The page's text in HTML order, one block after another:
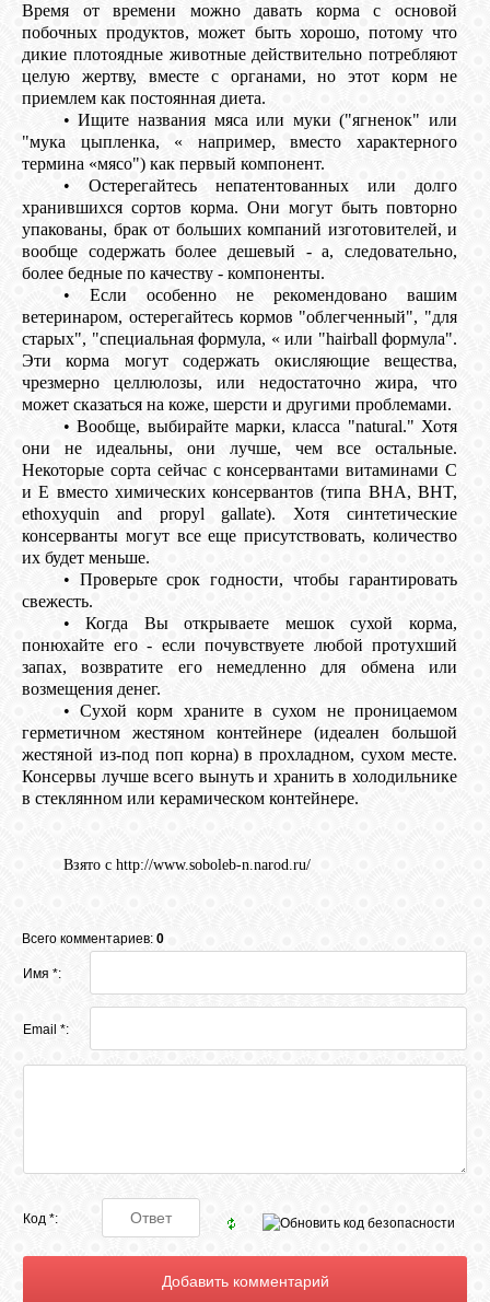
Время от времени можно давать корма с основой
побочных продуктов, может быть хорошо, потому что
дикие плотоядные животные действительно потребляют
целую жертву, вместе с органами, но этот корм не
приемлем как постоянная диета.
• Ищите названия мяса или муки ("ягненок" или
"мука цыпленка, « например, вместо характерного
термина «мясо") как первый компонент.
• Остерегайтесь непатентованных или долго
хранившихся сортов корма. Они могут быть повторно
упакованы, брак от больших компаний изготовителей, и
вообще содержать более дешевый - а, следовательно,
более бедные по качеству - компоненты.
• Если особенно не рекомендовано вашим
ветеринаром, остерегайтесь кормов "облегченный", "для
старых", "специальная формула, « или "hairball формула".
Эти корма могут содержать окисляющие вещества,
чрезмерно целлюлозы, или недостаточно жира, что
может сказаться на коже, шерсти и другими проблемами.
• Вообще, выбирайте марки, класса "natural." Хотя
они не идеальны, они лучше, чем все остальные.
Некоторые сорта сейчас с консервантами витаминами C
и E вместо химических консервантов (типа BHA, BHT,
ethoxyquin and propyl gallate). Хотя синтетические
консерванты могут все еще присутствовать, количество
их будет меньше.
• Проверьте срок годности, чтобы гарантировать
свежесть.
• Когда Вы открываете мешок сухой корма,
понюхайте его - если почувствуете любой протухший
запах, возвратите его немедленно для обмена или
возмещения денег.
• Сухой корм храните в сухом не проницаемом
герметичном жестяном контейнере (идеален большой
жестяной из-под поп корна) в прохладном, сухом месте.
Консервы лучше всего вынуть и хранить в холодильнике
в стеклянном или керамическом контейнере.
Взято с http://www.soboleb-n.narod.ru/
Всего комментариев: 0
Имя *:
Email *:
Код *: